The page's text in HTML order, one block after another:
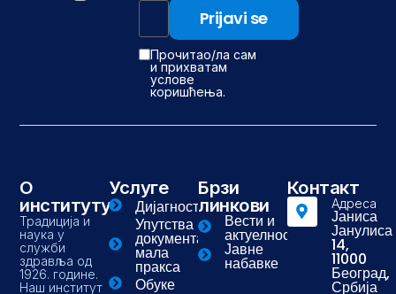
Прочитао/ла сам
и прихватам
услове
коришћења.
О
институту
Традиција и
наука у
служби
здравља од
1926. године.
Наш институт
Услуге
Дијагностика
Упутства и
документа-
мала
пракса
Обуке
Брзи
линкови
Вести и
актуелности
Јавне
набавке
Контакт
Адреса
Јаниса
Јанулиса
14,
11000
Београд,
Србија